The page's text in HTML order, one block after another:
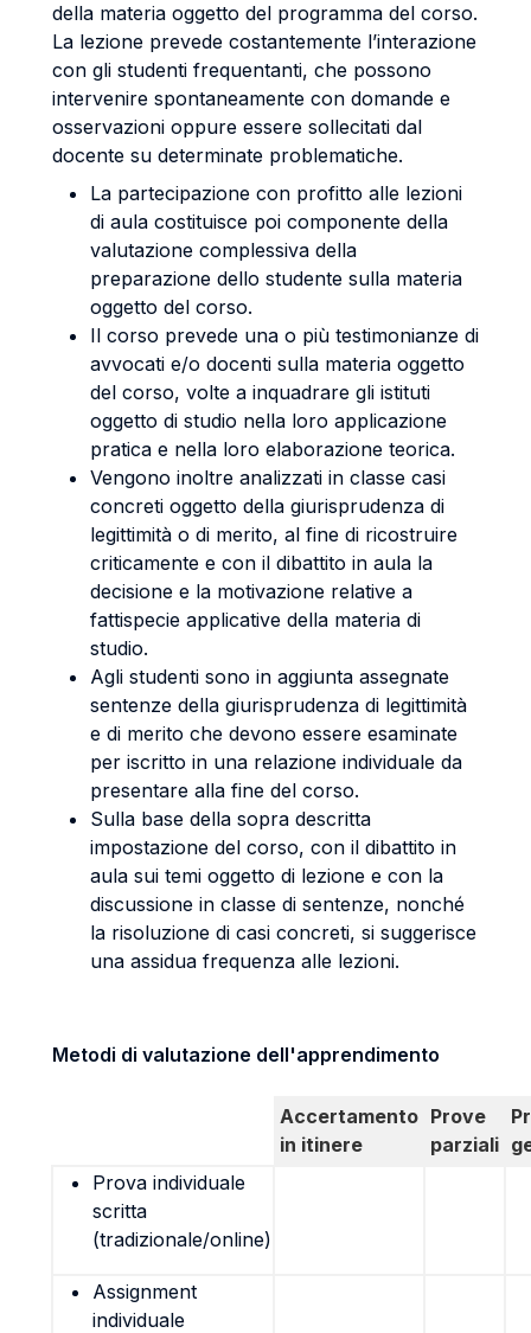
della materia oggetto del programma del corso.
La lezione prevede costantemente l’interazione
con gli studenti frequentanti, che possono
intervenire spontaneamente con domande e
osservazioni oppure essere sollecitati dal
docente su determinate problematiche.
La partecipazione con profitto alle lezioni
di aula costituisce poi componente della
valutazione complessiva della
preparazione dello studente sulla materia
oggetto del corso.
Il corso prevede una o più testimonianze di
avvocati e/o docenti sulla materia oggetto
del corso, volte a inquadrare gli istituti
oggetto di studio nella loro applicazione
pratica e nella loro elaborazione teorica.
Vengono inoltre analizzati in classe casi
concreti oggetto della giurisprudenza di
legittimità o di merito, al fine di ricostruire
criticamente e con il dibattito in aula la
decisione e la motivazione relative a
fattispecie applicative della materia di
studio.
Agli studenti sono in aggiunta assegnate
sentenze della giurisprudenza di legittimità
e di merito che devono essere esaminate
per iscritto in una relazione individuale da
presentare alla fine del corso.
Sulla base della sopra descritta
impostazione del corso, con il dibattito in
aula sui temi oggetto di lezione e con la
discussione in classe di sentenze, nonché
la risoluzione di casi concreti, si suggerisce
una assidua frequenza alle lezioni.
Metodi di valutazione dell'apprendimento
Accertamento
in itinere
Prove
parziali
Prova individuale
scritta
(tradizionale/online)
Assignment
individuale